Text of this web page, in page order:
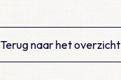
Terug naar het overzicht